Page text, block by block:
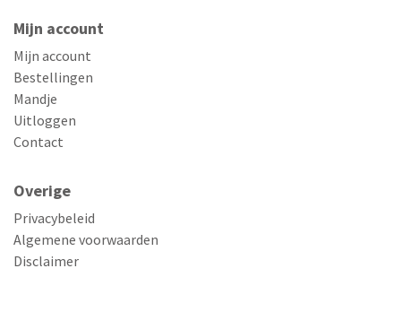
Mijn account
Mijn account
Bestellingen
Mandje
Uitloggen
Contact
Overige
Privacybeleid
Algemene voorwaarden
Disclaimer